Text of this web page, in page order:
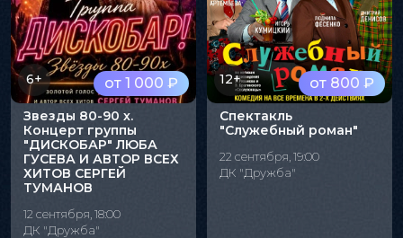
от 1 000 ₽
6+
Звезды 80-90 х.
Концерт группы
"ДИСКОБАР" ЛЮБА
ГУСЕВА И АВТОР ВСЕХ
ХИТОВ СЕРГЕЙ
ТУМАНОВ
12 сентября, 18:00
ДК "Дружба"
от 800 ₽
12+
Спектакль
"Служебный роман"
22 сентября, 19:00
ДК "Дружба"